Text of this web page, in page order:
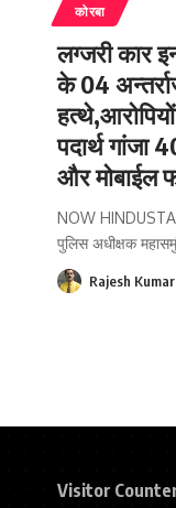
कोरबा
लग्जरी कार
के 04
पदार्थ गांजा
और मोबाईल
NOW
पुलिस अधीक्षक
Rajesh
Visitor